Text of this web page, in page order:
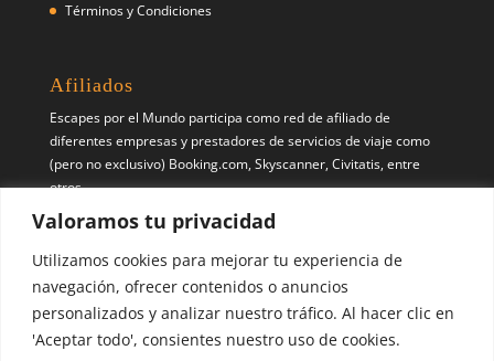
Valoramos tu privacidad
Utilizamos cookies para mejorar tu experiencia de
navegación, ofrecer contenidos o anuncios
personalizados y analizar nuestro tráfico. Al hacer clic en
'Aceptar todo', consientes nuestro uso de cookies.
Términos y Condiciones
Afiliados
Escapes por el Mundo participa como red de afiliado de
diferentes empresas y prestadores de servicios de viaje como
(pero no exclusivo) Booking.com, Skyscanner, Civitatis, entre
otros.
Síguenos
Pinterest Instagram